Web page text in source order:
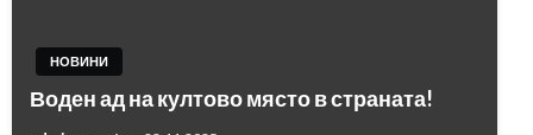
НОВИНИ
Воден ад на култово място в страната!